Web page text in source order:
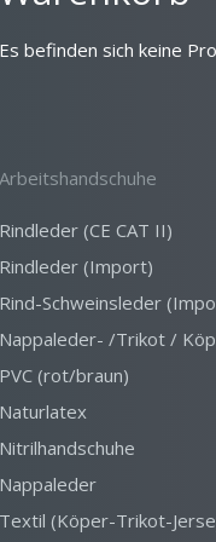
Es befinden sich keine
Arbeitshandschuhe
Rindleder (CE CAT II)
Rindleder (Import)
Rind-Schweinsleder
Nappaleder- /Trikot /
PVC (rot/braun)
Naturlatex
Nitrilhandschuhe
Nappaleder
Textil (Köper-Trikot-